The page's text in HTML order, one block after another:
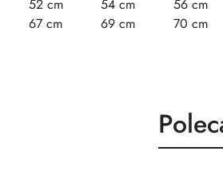
52 cm 54 cm 56 cm
67 cm 69 cm 70 cm
o